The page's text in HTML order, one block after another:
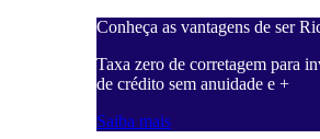
Conheça as vantagens de ser
Taxa zero de corretagem para
de crédito sem anuidade e +
Saiba mais